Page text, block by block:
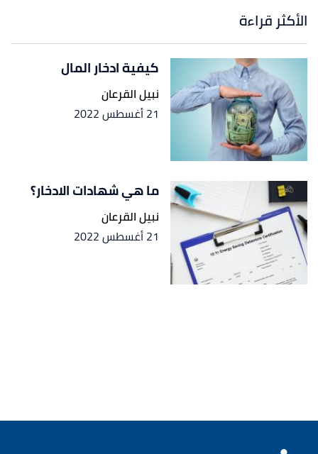
الأكثر قراءة
كيفية ادخار المال
نبيل القرعان
21 أغسطس 2022
ما هي شهادات الادخار؟
نبيل القرعان
21 أغسطس 2022